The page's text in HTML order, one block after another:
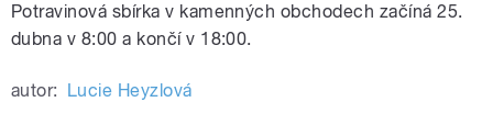
Potravinová sbírka v kamenných obchodech začíná 25.
dubna v 8:00 a končí v 18:00.
autor: Lucie Heyzlová